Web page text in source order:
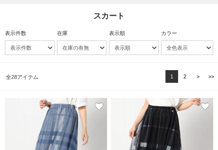
スカート
表示件数 在庫 表示順 カラー
全28アイテム 1 2 > >>